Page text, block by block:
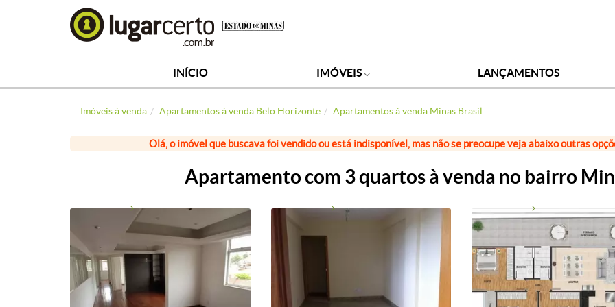
INÍCIO IMÓVEIS LANÇAMENTOS
Imóveis à venda Apartamentos à venda Belo Horizonte Apartamentos à venda Minas Brasil
Olá, o imóvel que buscava foi vendido ou está indisponível, mas não se preocupe veja abaixo outras
Apartamento com 3 quartos à venda no bairro